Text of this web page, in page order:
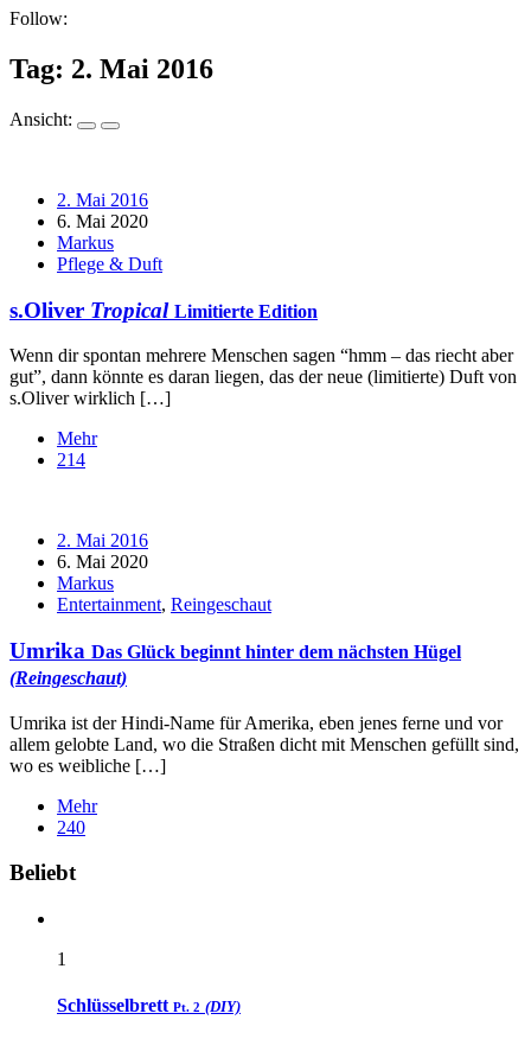
Follow:
Tag: 2. Mai 2016
Ansicht:
2. Mai 2016
6. Mai 2020
Markus
Pflege & Duft
s.Oliver Tropical Limitierte Edition
Wenn dir spontan mehrere Menschen sagen “hmm – das riecht aber
gut”, dann könnte es daran liegen, das der neue (limitierte) Duft von
s.Oliver wirklich […]
Mehr
214
2. Mai 2016
6. Mai 2020
Markus
Entertainment, Reingeschaut
Umrika Das Glück beginnt hinter dem nächsten Hügel
(Reingeschaut)
Umrika ist der Hindi-Name für Amerika, eben jenes ferne und vor
allem gelobte Land, wo die Straßen dicht mit Menschen gefüllt sind,
wo es weibliche […]
Mehr
240
Widgets
Beliebt
1
Schlüsselbrett Pt. 2 (DIY)